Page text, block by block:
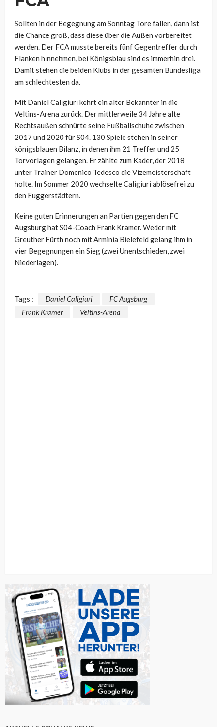
Sollten in der Begegnung am Sonntag Tore fallen, dann ist
die Chance groß, dass diese über die Außen vorbereitet
werden. Der FCA musste bereits fünf Gegentreffer durch
Flanken hinnehmen, bei Königsblau sind es immerhin drei.
Damit stehen die beiden Klubs in der gesamten Bundesliga
am schlechtesten da.
Mit Daniel Caligiuri kehrt ein alter Bekannter in die
Veltins-Arena zurück. Der mittlerweile 34 Jahre alte
Rechtsaußen schnürte seine Fußballschuhe zwischen
2017 und 2020 für S04. 130 Spiele stehen in seiner
königsblauen Bilanz, in denen ihm 21 Treffer und 25
Torvorlagen gelangen. Er zählte zum Kader, der 2018
unter Trainer Domenico Tedesco die Vizemeisterschaft
holte. Im Sommer 2020 wechselte Caligiuri ablösefrei zu
den Fuggerstädtern.
Keine guten Erinnerungen an Partien gegen den FC
Augsburg hat S04-Coach Frank Kramer. Weder mit
Greuther Fürth noch mit Arminia Bielefeld gelang ihm in
vier Begegnungen ein Sieg (zwei Unentschieden, zwei
Niederlagen).
Tags : Daniel Caligiuri
FC Augsburg
Frank Kramer
Veltins-Arena